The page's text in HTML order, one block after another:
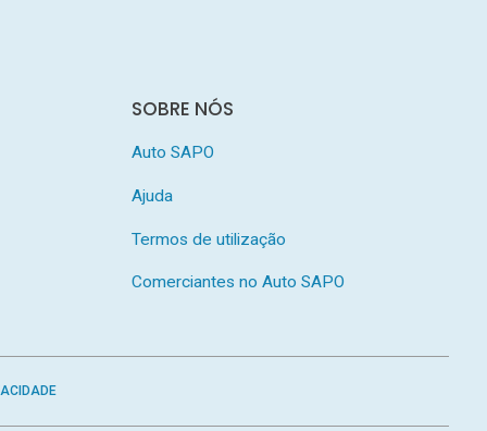
SOBRE NÓS
Auto SAPO
Ajuda
Termos de utilização
Comerciantes no Auto SAPO